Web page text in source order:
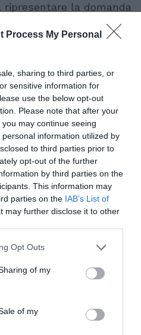
Process My Personal
sharing to third parties, or
sensitive information for
use the below opt-out
Please note that after your
may continue seeing
information utilized by
to third parties prior to
opt-out of the further
by third parties on the
This information may
parties on the IAB’s List of
may further disclose it to other
Opt Outs
of my
of my
la domanda